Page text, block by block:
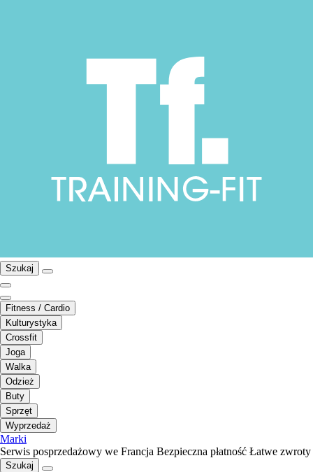
Szukaj
Fitness / Cardio
Kulturystyka
Crossfit
Joga
Walka
Odzież
Buty
Sprzęt
Wyprzedaż
Marki
Serwis posprzedażowy we Francja Bezpieczna płatność Łatwe zwroty
Szukaj